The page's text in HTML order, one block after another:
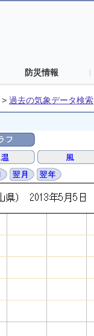
防災情報
> 過去の気象データ検索